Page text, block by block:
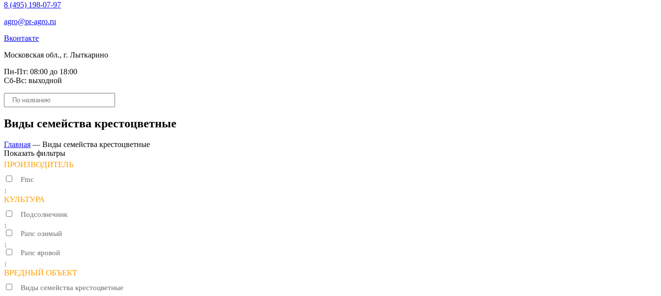
8 (495) 198-07-97
agro@pr-agro.ru
Вконтакте
Московская обл., г. Лыткарино
Пн-Пт: 08:00 до 18:00
Сб-Вс: выходной
Поиск
товаров
Виды семейства крестоцветные
Главная — Виды семейства крестоцветные
Показать фильтры
ПРОИЗВОДИТЕЛЬ
Fmc
1
КУЛЬТУРА
Подсолнечник
1
Рапс озимый
1
Рапс яровой
1
ВРЕДНЫЙ ОБЪЕКТ
Виды семейства крестоцветные